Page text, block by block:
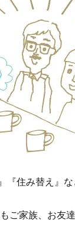
『住み替え』
ご家族、お友